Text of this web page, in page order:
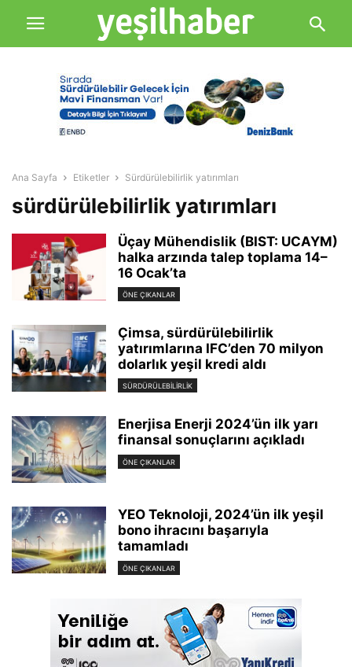
Ana Sayfa Etiketler Sürdürülebilirlik yatırımları
sürdürülebilirlik yatırımları
Üçay Mühendislik (BIST: UCAYM)
halka arzında talep toplama 14–
16 Ocak’ta
ÖNE ÇIKANLAR
Çimsa, sürdürülebilirlik
yatırımlarına IFC’den 70 milyon
dolarlık yeşil kredi aldı
SÜRDÜRÜLEBILIRLIK
Enerjisa Enerji 2024’ün ilk yarı
finansal sonuçlarını açıkladı
ÖNE ÇIKANLAR
YEO Teknoloji, 2024’ün ilk yeşil
bono ihracını başarıyla
tamamladı
ÖNE ÇIKANLAR